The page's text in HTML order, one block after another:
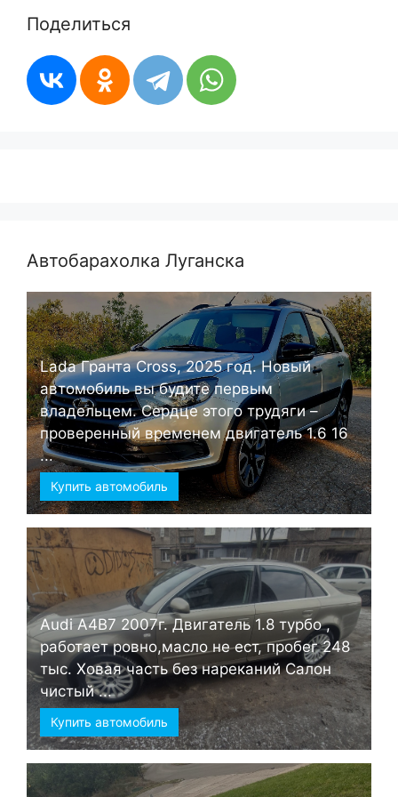
Поделиться
Автобарахолка Луганска
Lada Гранта Cross, 2025 год. Новый
автомобиль вы будите первым
владельцем. Сердце этого трудяги –
проверенный временем двигатель 1.6 16
...
Купить автомобиль
Audi А4B7 2007г. Двигатель 1.8 турбо ,
работает ровно,масло не ест, пробег 248
тыс. Ховая часть без нареканий Салон
чистый ...
Купить автомобиль